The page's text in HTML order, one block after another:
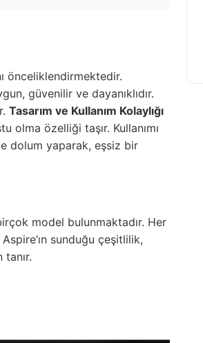
önceliklendirmektedir.
güvenilir ve dayanıklıdır.
Tasarım ve Kullanım Kolaylığı
olma özelliği taşır. Kullanımı
dolum yaparak, eşsiz bir
model bulunmaktadır. Her
sunduğu çeşitlilik,